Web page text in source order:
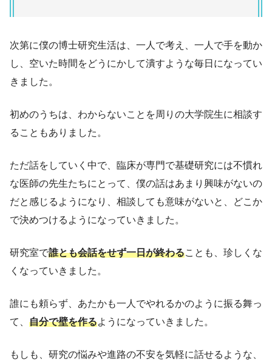
次第に僕の博士研究生活は、一人で考え、一人で手を動か
し、空いた時間をどうにかして潰すような毎日になってい
きました。
初めのうちは、わからないことを周りの大学院生に相談す
ることもありました。
ただ話をしていく中で、臨床が専門で基礎研究には不慣れ
な医師の先生たちにとって、僕の話はあまり興味がないの
だと感じるようになり、相談しても意味がないと、どこか
で決めつけるようになっていきました。
研究室で誰とも会話をせず一日が終わることも、珍しくな
くなっていきました。
誰にも頼らず、あたかも一人でやれるかのように振る舞っ
て、 自分で壁を作るようになっていきました。
もしも、研究の悩みや進路の不安を気軽に話せるような、